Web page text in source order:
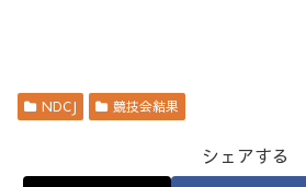
NDCJ 競技会結果
シェアする